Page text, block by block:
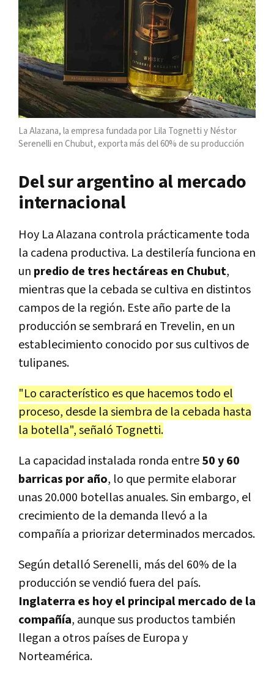
La Alazana, la empresa fundada por Lila Tognetti y Néstor
Serenelli en Chubut, exporta más del 60% de su producción
Del sur argentino al mercado
internacional
Hoy La Alazana controla prácticamente toda
la cadena productiva. La destilería funciona en
un predio de tres hectáreas en Chubut,
mientras que la cebada se cultiva en distintos
campos de la región. Este año parte de la
producción se sembrará en Trevelin, en un
establecimiento conocido por sus cultivos de
tulipanes.
"Lo característico es que hacemos todo el
proceso, desde la siembra de la cebada hasta
la botella", señaló Tognetti.
La capacidad instalada ronda entre50 y 60
barricas por año, lo que permite elaborar
unas 20.000 botellas anuales. Sin embargo, el
crecimiento de la demanda llevó a la
compañía a priorizar determinados mercados.
Según detalló Serenelli, más del 60% de la
producción se vendió fuera del país.
Inglaterra es hoy el principal mercado de la
compañía, aunque sus productos también
llegan a otros países de Europa y
Norteamérica.